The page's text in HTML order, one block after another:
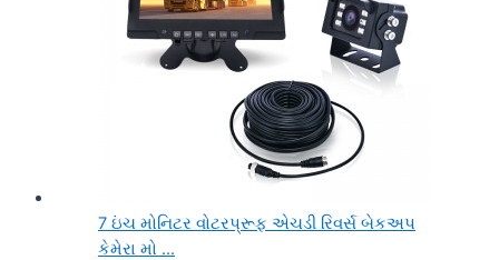
7 ઇંચ મોનિટર વોટરપ્રૂફ એચડી રિવર્સ બેકઅપ
કેમેરા મો ...